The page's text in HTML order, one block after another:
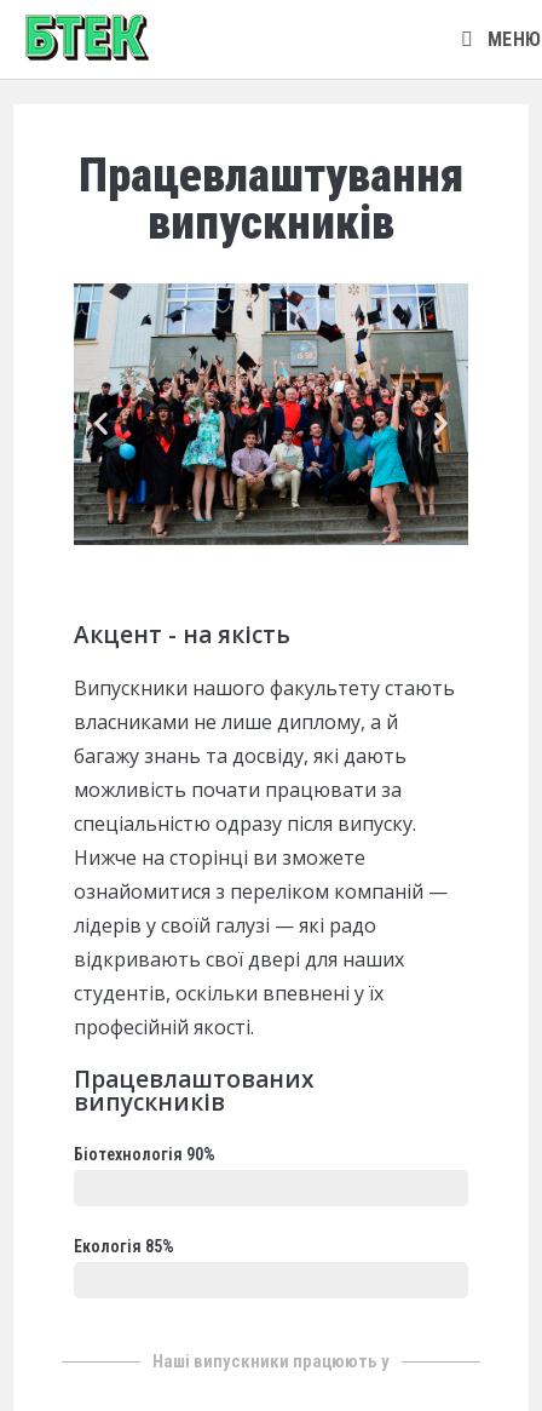
МЕНЮ
Працевлаштування
випускників
Акцент - на якість
Випускники нашого факультету стають
власниками не лише диплому, а й
багажу знань та досвіду, які дають
можливість почати працювати за
спеціальністю одразу після випуску.
Нижче на сторінці ви зможете
ознайомитися з переліком компаній —
лідерів у своїй галузі — які радо
відкривають свої двері для наших
студентів, оскільки впевнені у їх
професійній якості.
Працевлаштованих
випускників
Біотехнологія 90%
Екологія 85%
Наші випускники працюють у